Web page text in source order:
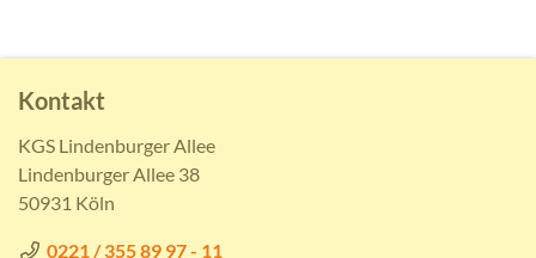
Kontakt
KGS Lindenburger Allee
Lindenburger Allee 38
50931 Köln
0221 / 355 89 97 - 11